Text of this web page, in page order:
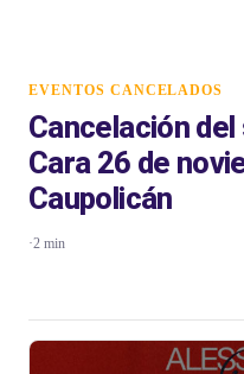
EVENTOS CANCELADOS
Cancelación
Cara 26 de
Caupolicán
·2 min